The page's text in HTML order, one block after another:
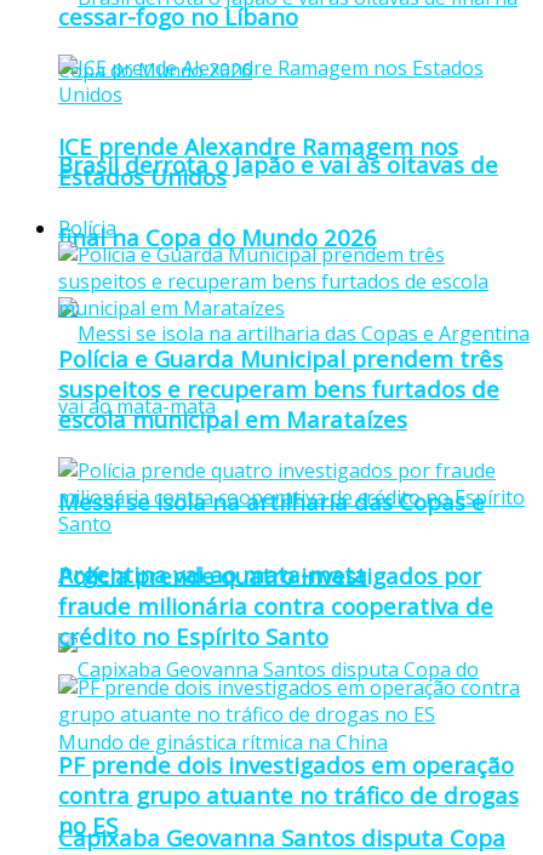
Brasil derrota o Japão e vai às oitavas de
final na Copa do Mundo 2026
Messi se isola na artilharia das Copas e
Argentina vai ao mata-mata
Capixaba Geovanna Santos disputa Copa
cessar-fogo no Líbano
ICE prende Alexandre Ramagem nos
Estados Unidos
Polícia
Polícia e Guarda Municipal prendem três
suspeitos e recuperam bens furtados de
escola municipal em Marataízes
Polícia prende quatro investigados por
fraude milionária contra cooperativa de
crédito no Espírito Santo
PF prende dois investigados em operação
contra grupo atuante no tráfico de drogas
no ES